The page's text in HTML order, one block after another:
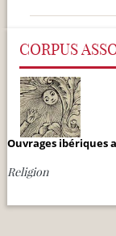
CORPUS
Ouvrages ibériques
Religion